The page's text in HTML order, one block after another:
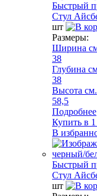
Быстрый
Стул
шт
Размеры:
Ширина
38
Глубина
38
Высота см.
58,5
Подробнее
Купить в
В
Быстрый
Стул
шт